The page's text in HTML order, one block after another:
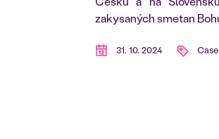
zakysaných smetan
31. 10. 2024